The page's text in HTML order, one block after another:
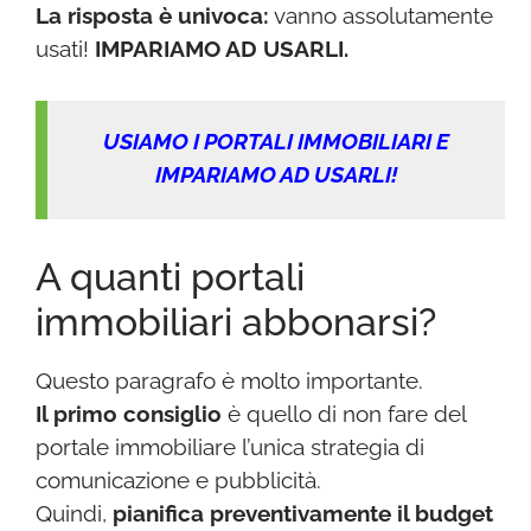
La risposta è univoca: vanno assolutamente
usati! IMPARIAMO AD USARLI.
USIAMO I PORTALI IMMOBILIARI E
IMPARIAMO AD USARLI!
A quanti portali
immobiliari abbonarsi?
Questo paragrafo è molto importante.
Il primo consiglio è quello di non fare del
portale immobiliare l’unica strategia di
comunicazione e pubblicità.
Quindi, pianifica preventivamente il budget